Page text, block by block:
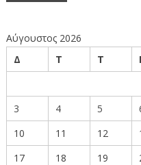
Αύγουστος 2026
Δ
Τ Τ
3
4 5
10
11 12
17
18 19